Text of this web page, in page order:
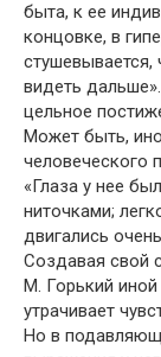
быта, к ее
концовке, в
стушевывается,
видеть
цельное
Может быть,
человеческого
«Глаза у нее
ниточками;
двигались
Создавая свой
М. Горький иной
утрачивает
Но в